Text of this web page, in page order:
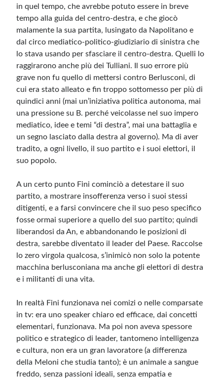
in quel tempo, che avrebbe potuto essere in breve
tempo alla guida del centro-destra, e che giocò
malamente la sua partita, lusingato da Napolitano e
dal circo mediatico-politico-giudiziario di sinistra che
lo stava usando per sfasciare il centro-destra. Quelli lo
raggirarono anche più dei Tulliani. Il suo errore più
grave non fu quello di mettersi contro Berlusconi, di
cui era stato alleato e fin troppo sottomesso per più di
quindici anni (mai un’iniziativa politica autonoma, mai
una pressione su B. perché veicolasse nel suo impero
mediatico, idee e temi “di destra”, mai una battaglia e
un segno lasciato dalla destra al governo). Ma di aver
tradito, a ogni livello, il suo partito e i suoi elettori, il
suo popolo.
A un certo punto Fini cominciò a detestare il suo
partito, a mostrare insofferenza verso i suoi stessi
ditigenti, e a farsi convincere che il suo peso specifico
fosse ormai superiore a quello del suo partito; quindi
liberandosi da An, e abbandonando le posizioni di
destra, sarebbe diventato il leader del Paese. Raccolse
lo zero virgola qualcosa, s’inimicò non solo la potente
macchina berlusconiana ma anche gli elettori di destra
e i militanti di una vita.
In realtà Fini funzionava nei comizi o nelle comparsate
in tv: era uno speaker chiaro ed efficace, dai concetti
elementari, funzionava. Ma poi non aveva spessore
politico e strategico di leader, tantomeno intelligenza
e cultura, non era un gran lavoratore (a differenza
della Meloni che studia tanto); è un animale a sangue
freddo, senza passioni ideali, senza empatia e